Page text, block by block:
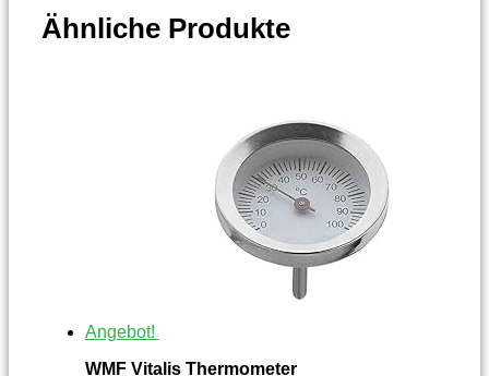
Ähnliche Produkte
Angebot!
WMF Vitalis Thermometer